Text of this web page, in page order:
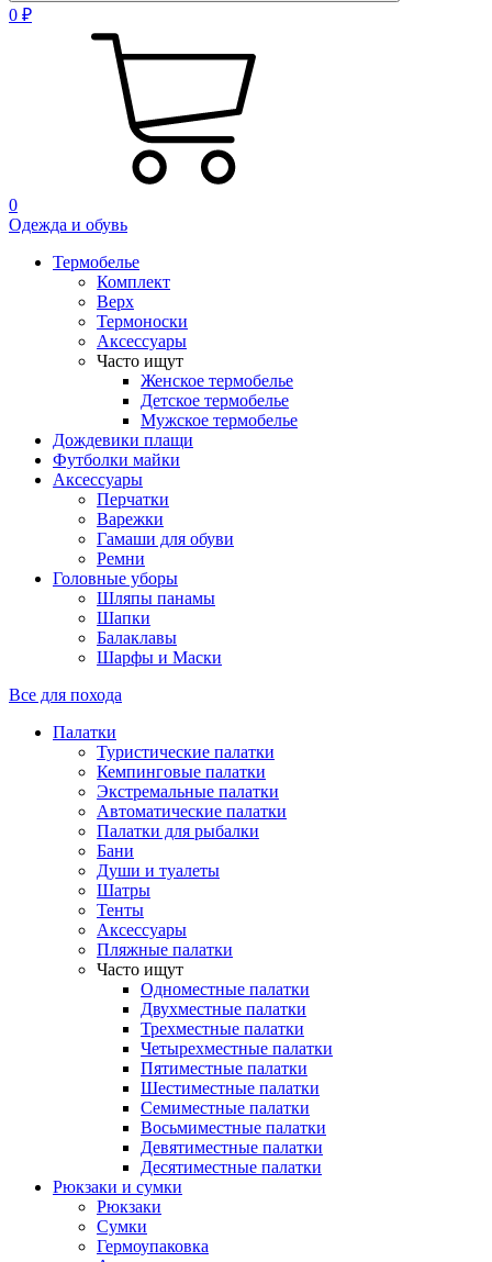
0 ₽
0
Одежда и обувь
Термобелье
Комплект
Верх
Термоноски
Аксессуары
Часто ищут
Женское термобелье
Детское термобелье
Мужское термобелье
Дождевики плащи
Футболки майки
Аксессуары
Перчатки
Варежки
Гамаши для обуви
Ремни
Головные уборы
Шляпы панамы
Шапки
Балаклавы
Шарфы и Маски
Все для похода
Палатки
Туристические палатки
Кемпинговые палатки
Экстремальные палатки
Автоматические палатки
Палатки для рыбалки
Бани
Души и туалеты
Шатры
Тенты
Аксессуары
Пляжные палатки
Часто ищут
Одноместные палатки
Двухместные палатки
Трехместные палатки
Четырехместные палатки
Пятиместные палатки
Шестиместные палатки
Семиместные палатки
Восьмиместные палатки
Девятиместные палатки
Десятиместные палатки
Рюкзаки и сумки
Рюкзаки
Сумки
Гермоупаковка